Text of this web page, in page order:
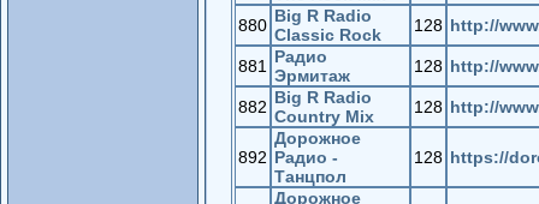
880 Big R Radio
Classic Rock
128 http://
881
Радио
Эрмитаж
128 http://
882 Big R Radio
Country Mix
128 http://
892
Дорожное
Радио -
Танцпол
128 https://
Дорожное